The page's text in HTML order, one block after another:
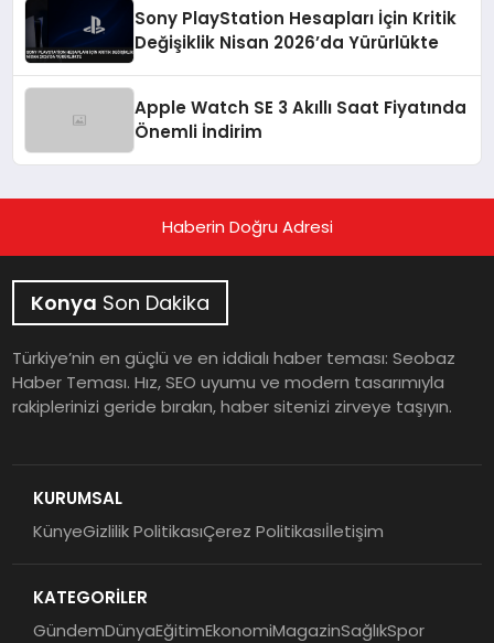
Sony PlayStation Hesapları İçin Kritik
Değişiklik Nisan 2026’da Yürürlükte
Apple Watch SE 3 Akıllı Saat Fiyatında
Önemli İndirim
Haberin Doğru Adresi
Konya Son Dakika
Türkiye’nin en güçlü ve en iddialı haber teması: Seobaz
Haber Teması. Hız, SEO uyumu ve modern tasarımıyla
rakiplerinizi geride bırakın, haber sitenizi zirveye taşıyın.
KURUMSAL
KünyeGizlilik PolitikasıÇerez Politikasıİletişim
KATEGORİLER
GündemDünyaEğitimEkonomiMagazinSağlıkSpor